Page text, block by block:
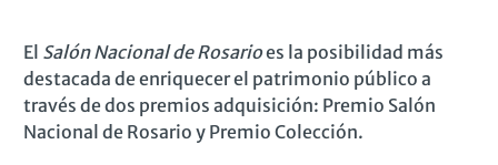
El Salón Nacional de Rosarioes la posibilidad más
destacada de enriquecer el patrimonio público a
través de dos premios adquisición: Premio Salón
Nacional de Rosario y Premio Colección.